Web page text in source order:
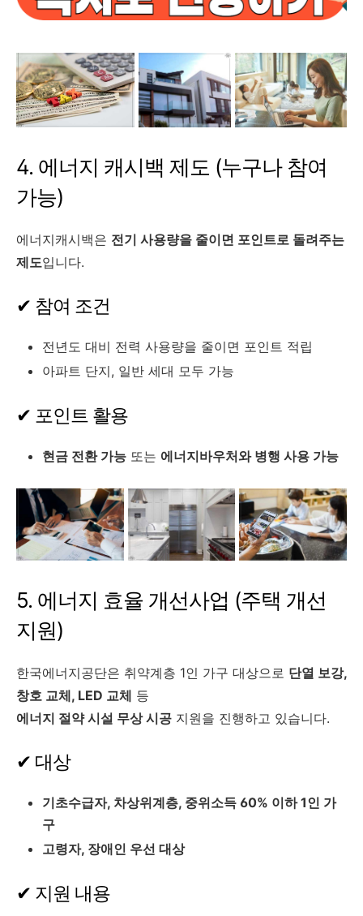
4. 에너지 캐시백 제도 (누구나 참여
가능)
에너지캐시백은 전기 사용량을 줄이면 포인트로 돌려주는
제도입니다.
✔ 참여 조건
전년도 대비 전력 사용량을 줄이면 포인트 적립
아파트 단지, 일반 세대 모두 가능
✔ 포인트 활용
현금 전환 가능 또는 에너지바우처와 병행 사용 가능
5. 에너지 효율 개선사업 (주택 개선
지원)
한국에너지공단은 취약계층 1인 가구 대상으로 단열 보강,
창호 교체, LED 교체 등
에너지 절약 시설 무상 시공 지원을 진행하고 있습니다.
✔ 대상
기초수급자, 차상위계층, 중위소득 60% 이하 1인 가
구
고령자, 장애인 우선 대상
✔ 지원 내용